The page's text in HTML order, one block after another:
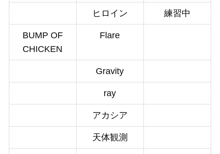
ヒロイン 練習中
BUMP OF
CHICKEN
Flare
Gravity
ray
アカシア
天体観測